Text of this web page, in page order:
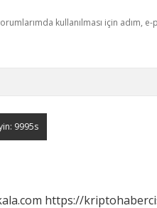
kullanılması için adım,
https://